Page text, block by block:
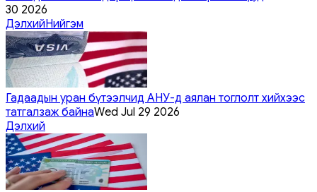
30 2026
ДэлхийНийгэм
Гадаадын уран бүтээлчид АНУ-д аялан тоглолт хийхээс
татгалзаж байнаWed Jul 29 2026
Дэлхий